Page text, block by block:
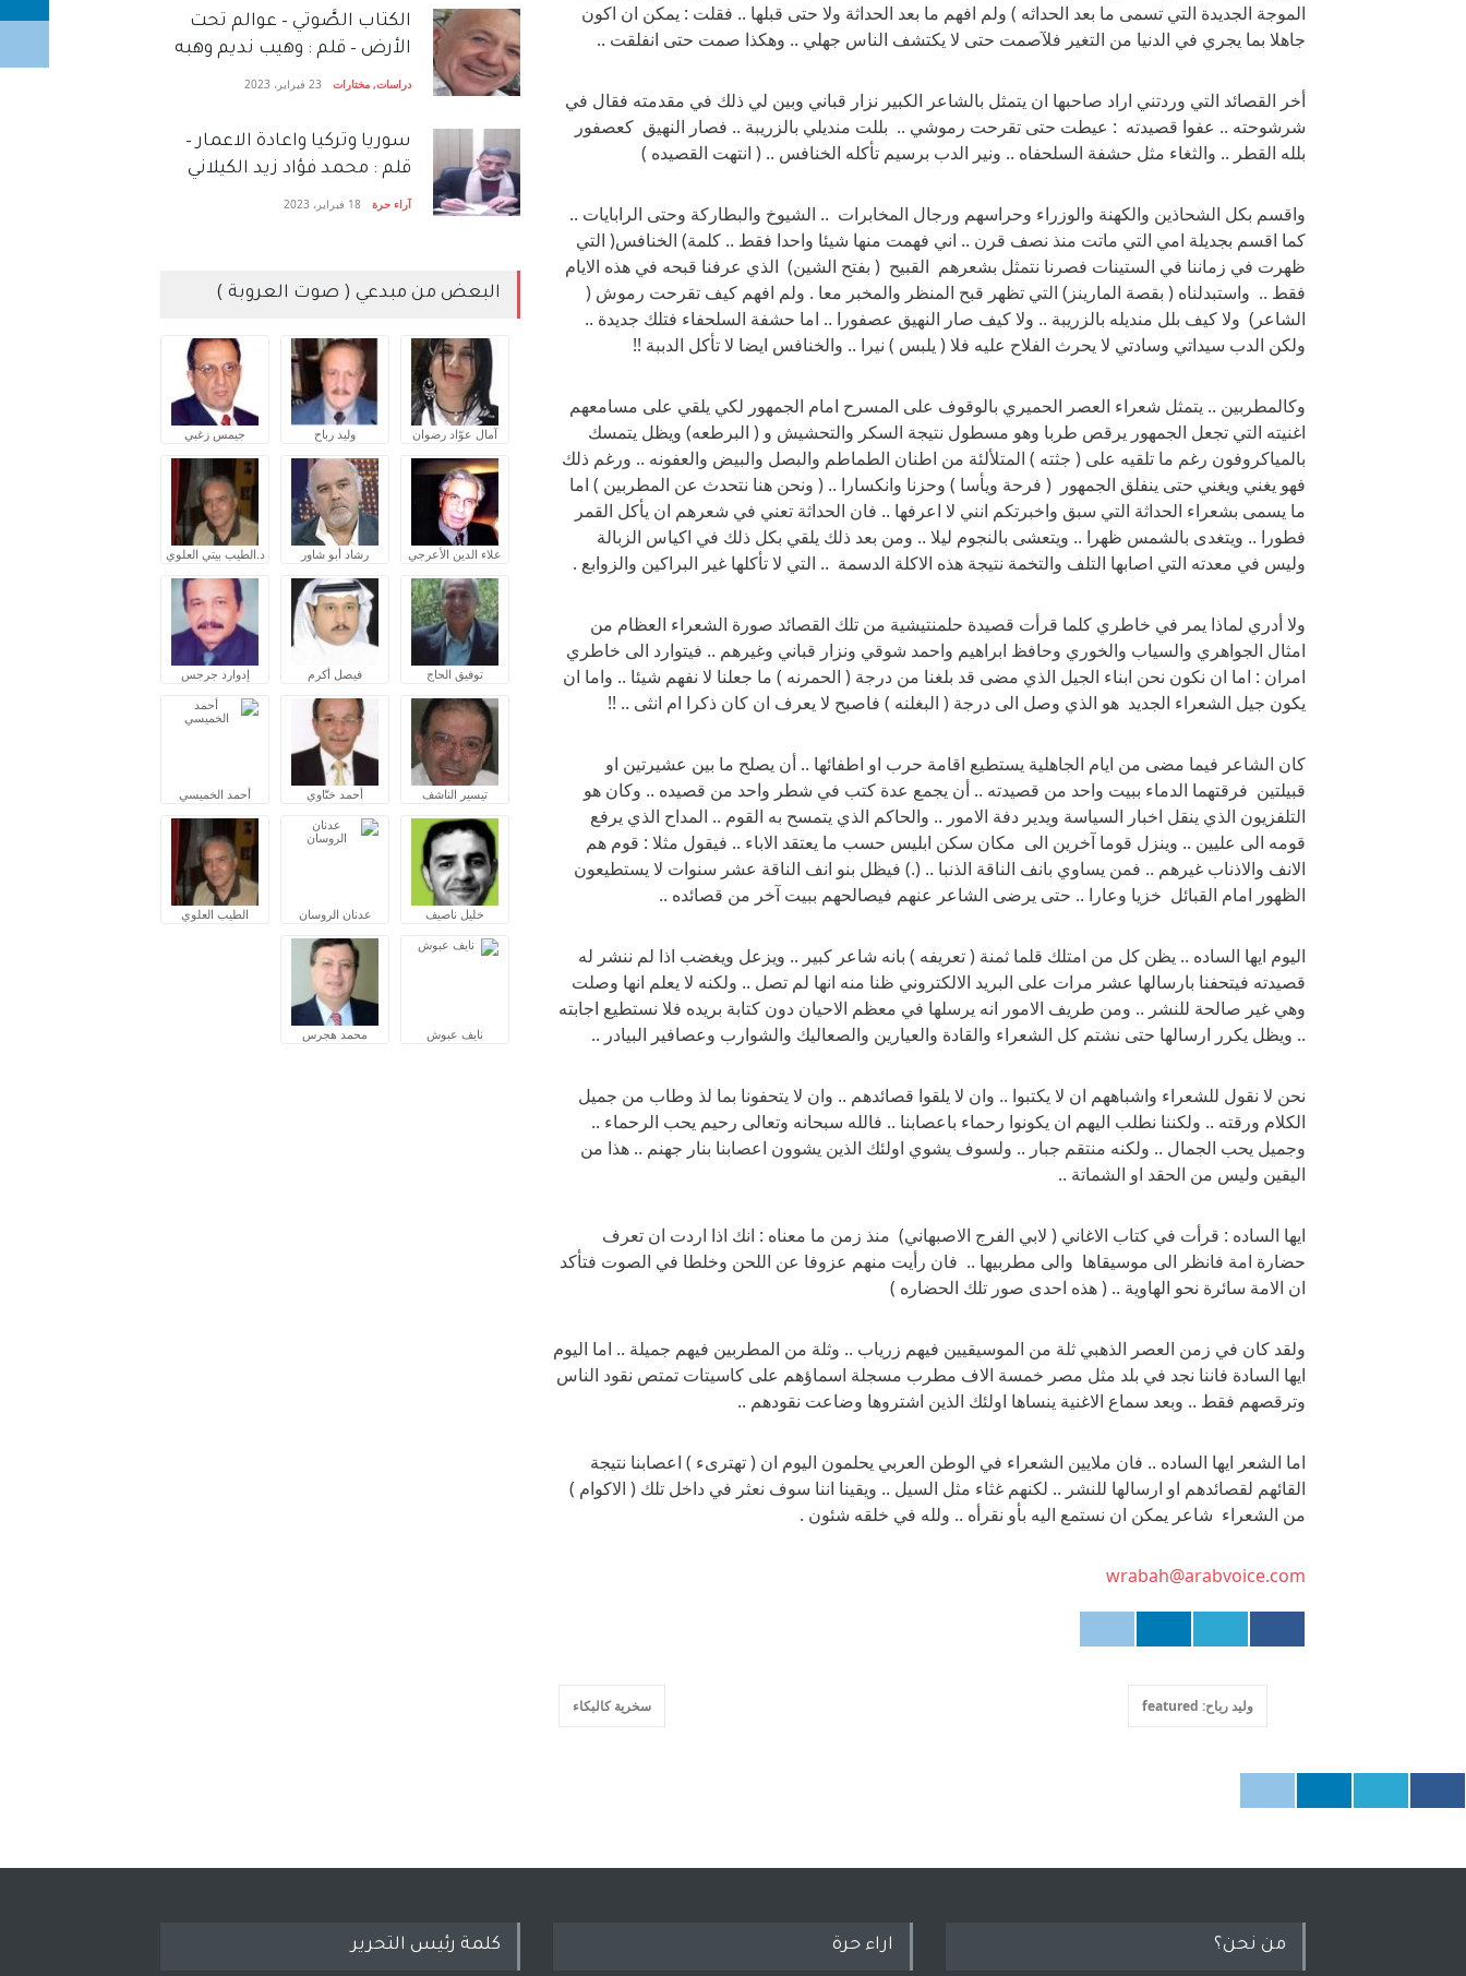
الموجة الجديدة التي تسمى ما بعد الحداثه ) ولم افهم ما بعد الحداثة ولا حتى قبلها .. فقلت : يمكن ان اكون
جاهلا بما يجري في الدنيا من التغير فلآصمت حتى لا يكتشف الناس جهلي .. وهكذا صمت حتى انفلقت ..
أخر القصائد التي وردتني اراد صاحبها ان يتمثل بالشاعر الكبير نزار قباني وبين لي ذلك في مقدمته فقال في
شرشوحته .. عفوا قصيدته : عيطت حتى تقرحت رموشي .. بللت منديلي بالزريبة .. فصار النهيق كعصفور
بلله القطر .. والثغاء مثل حشفة السلحفاه .. ونير الدب برسيم تأكله الخنافس .. ( انتهت القصيده )
واقسم بكل الشحاذين والكهنة والوزراء وحراسهم ورجال المخابرات .. الشيوخ والبطاركة وحتى الرابايات ..
كما اقسم بجديلة امي التي ماتت منذ نصف قرن .. اني فهمت منها شيئا واحدا فقط .. كلمة) الخنافس( التي
ظهرت في زماننا في الستينات فصرنا نتمثل بشعرهم القبيح ( بفتح الشين) الذي عرفنا قبحه في هذه الايام
فقط .. واستبدلناه ( بقصة المارينز) التي تظهر قبح المنظر والمخبر معا . ولم افهم كيف تقرحت رموش (
الشاعر) ولا كيف بلل منديله بالزريبة .. ولا كيف صار النهيق عصفورا .. اما حشفة السلحفاء فتلك جديدة ..
ولكن الدب سيداتي وسادتي لا يحرث الفلاح عليه فلا ( يلبس ) نيرا .. والخنافس ايضا لا تأكل الدببة !!
وكالمطربين .. يتمثل شعراء العصر الحميري بالوقوف على المسرح امام الجمهور لكي يلقي على مسامعهم
اغنيته التي تجعل الجمهور يرقص طربا وهو مسطول نتيجة السكر والتحشيش و ( البرطعه) ويظل يتمسك
بالمياكروفون رغم ما تلقيه على ( جثته ) المتلألئة من اطنان الطماطم والبصل والبيض والعفونه .. ورغم ذلك
فهو يغني ويغني حتى ينفلق الجمهور ( فرحة ويأسا ) وحزنا وانكسارا .. ( ونحن هنا نتحدث عن المطربين ) اما
ما يسمى بشعراء الحداثة التي سبق واخبرتكم انني لا اعرفها .. فان الحداثة تعني في شعرهم ان يأكل القمر
فطورا .. ويتغدى بالشمس ظهرا .. ويتعشى بالنجوم ليلا .. ومن بعد ذلك يلقي بكل ذلك في اكياس الزبالة
وليس في معدته التي اصابها التلف والتخمة نتيجة هذه الاكلة الدسمة .. التي لا تأكلها غير البراكين والزوابع .
ولا أدري لماذا يمر في خاطري كلما قرأت قصيدة حلمنتيشية من تلك القصائد صورة الشعراء العظام من
امثال الجواهري والسياب والخوري وحافظ ابراهيم واحمد شوقي ونزار قباني وغيرهم .. فيتوارد الى خاطري
امران : اما ان نكون نحن ابناء الجيل الذي مضى قد بلغنا من درجة ( الحمرنه ) ما جعلنا لا نفهم شيئا .. واما ان
يكون جيل الشعراء الجديد هو الذي وصل الى درجة ( البغلنه ) فاصبح لا يعرف ان كان ذكرا ام انثى .. !!
كان الشاعر فيما مضى من ايام الجاهلية يستطيع اقامة حرب او اطفائها .. أن يصلح ما بين عشيرتين او
قبيلتين فرقتهما الدماء ببيت واحد من قصيدته .. أن يجمع عدة كتب في شطر واحد من قصيده .. وكان هو
التلفزيون الذي ينقل اخبار السياسة ويدير دفة الامور .. والحاكم الذي يتمسح به القوم .. المداح الذي يرفع
قومه الى عليين .. وينزل قوما آخرين الى مكان سكن ابليس حسب ما يعتقد الاباء .. فيقول مثلا : قوم هم
الانف والاذناب غيرهم .. فمن يساوي بانف الناقة الذنبا .. (.) فيظل بنو انف الناقة عشر سنوات لا يستطيعون
الظهور امام القبائل خزيا وعارا .. حتى يرضى الشاعر عنهم فيصالحهم ببيت آخر من قصائده ..
اليوم ايها الساده .. يظن كل من امتلك قلما ثمنة ( تعريفه ) بانه شاعر كبير .. ويزعل ويغضب اذا لم ننشر له
قصيدته فيتحفنا بارسالها عشر مرات على البريد الالكتروني ظنا منه انها لم تصل .. ولكنه لا يعلم انها وصلت
وهي غير صالحة للنشر .. ومن طريف الامور انه يرسلها في معظم الاحيان دون كتابة بريده فلا نستطيع اجابته
.. ويظل يكرر ارسالها حتى نشتم كل الشعراء والقادة والعيارين والصعاليك والشوارب وعصافير البيادر ..
نحن لا نقول للشعراء واشباههم ان لا يكتبوا .. وان لا يلقوا قصائدهم .. وان لا يتحفونا بما لذ وطاب من جميل
الكلام ورقته .. ولكننا نطلب اليهم ان يكونوا رحماء باعصابنا .. فالله سبحانه وتعالى رحيم يحب الرحماء ..
وجميل يحب الجمال .. ولكنه منتقم جبار .. ولسوف يشوي اولئك الذين يشوون اعصابنا بنار جهنم .. هذا من
اليقين وليس من الحقد او الشماتة ..
ايها الساده : قرأت في كتاب الاغاني ( لابي الفرج الاصبهاني) منذ زمن ما معناه : انك اذا اردت ان تعرف
حضارة امة فانظر الى موسيقاها والى مطربيها .. فان رأيت منهم عزوفا عن اللحن وخلطا في الصوت فتأكد
ان الامة سائرة نحو الهاوية .. ( هذه احدى صور تلك الحضاره )
ولقد كان في زمن العصر الذهبي ثلة من الموسيقيين فيهم زرياب .. وثلة من المطربين فيهم جميلة .. اما اليوم
ايها السادة فاننا نجد في بلد مثل مصر خمسة الاف مطرب مسجلة اسماؤهم على كاسيتات تمتص نقود الناس
وترقصهم فقط .. وبعد سماع الاغنية ينساها اولئك الذين اشتروها وضاعت نقودهم ..
اما الشعر ايها الساده .. فان ملايين الشعراء في الوطن العربي يحلمون اليوم ان ( تهترىء ) اعصابنا نتيجة
القائهم لقصائدهم او ارسالها للنشر .. لكنهم غثاء مثل السيل .. ويقينا اننا سوف نعثر في داخل تلك ( الاكوام )
من الشعراء شاعر يمكن ان نستمع اليه بأو نقرأه .. ولله في خلقه شئون .
wrabah@arabvoice.com
وليد رباح: featured سخرية كالبكاء
الكتاب الصَّوتي – عوالم تحت
الأرض – قلم : وهيب نديم وهبه
دراسات, مختارات 23 فبراير، 2023
سوريا وتركيا واعادة الاعمار –
قلم : محمد فؤاد زيد الكيلاني
آراء حرة 18 فبراير، 2023
البعض من مبدعي ( صوت العروبة )
آمال عوّاد رضوان وليد رباح جيمس زغبي
علاء الدين الأعرجي رشاد أبو شاور د.الطيب بيتي العلوي
توفيق الحاج فيصل أكرم إدوارد جرجس
تيسير الناشف أحمد ختّاوي أحمد الخميسي
خليل ناصيف عدنان الروسان الطيب العلوي
نايف عبوش محمد هجرس
من نحن؟ اراء حرة كلمة رئيس التحرير